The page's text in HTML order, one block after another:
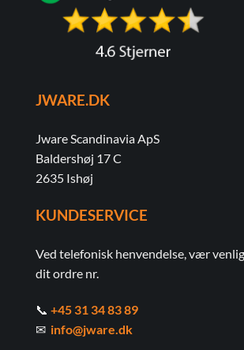
JWARE.DK
Jware Scandinavia ApS
Baldershøj 17 C
2635 Ishøj
KUNDESERVICE
Ved telefonisk henvendelse, vær
dit ordre nr.
📞 +45 31 34 83 89
✉ info@jware.dk